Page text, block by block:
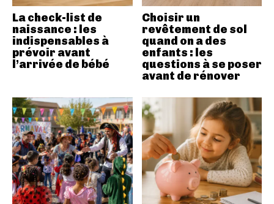
La check-list de
naissance : les
indispensables à
prévoir avant
l’arrivée de bébé
Choisir un
revêtement de sol
quand on a des
enfants : les
questions à se poser
avant de rénover